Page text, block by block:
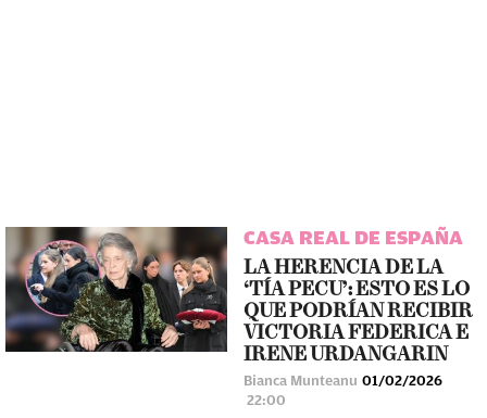
CASA REAL DE ESPAÑA
LA HERENCIA DE LA
‘TÍA PECU’: ESTO ES LO
QUE PODRÍAN RECIBIR
VICTORIA FEDERICA E
IRENE URDANGARIN
Bianca Munteanu 01/02/2026
22:00